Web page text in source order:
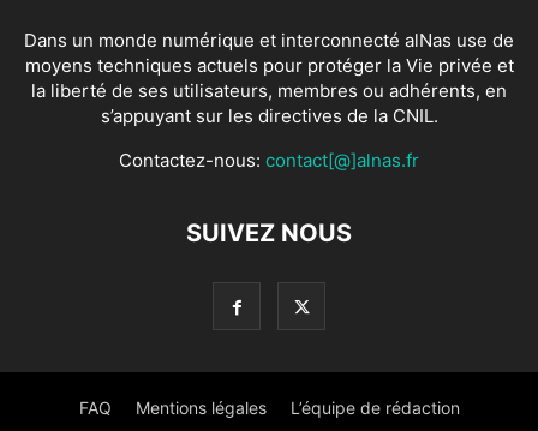
Dans un monde numérique et interconnecté alNas use de
moyens techniques actuels pour protéger la Vie privée et
la liberté de ses utilisateurs, membres ou adhérents, en
s’appuyant sur les directives de la CNIL.
Contactez-nous: contact[@]alnas.fr
SUIVEZ NOUS
FAQ Mentions légales L’équipe de rédaction